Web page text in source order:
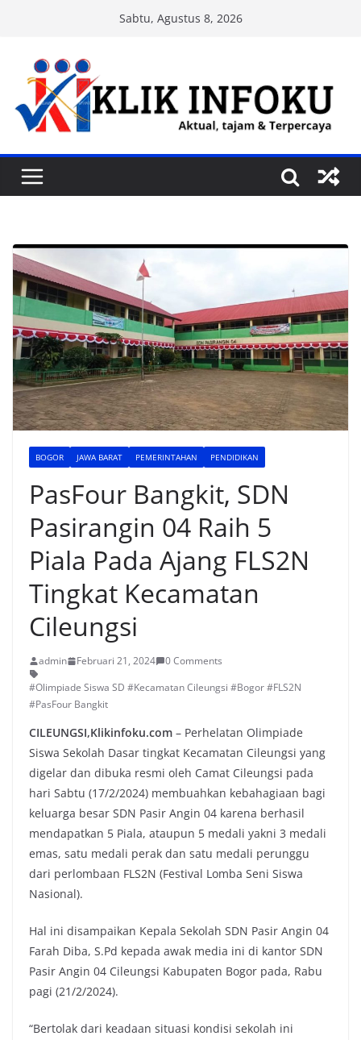
content
Sabtu, Agustus 8, 2026
BOGOR JAWA BARAT PEMERINTAHAN PENDIDIKAN
PasFour Bangkit, SDN
Pasirangin 04 Raih 5
Piala Pada Ajang FLS2N
Tingkat Kecamatan
Cileungsi
admin Februari 21, 2024
0 Comments
#Olimpiade Siswa SD #Kecamatan Cileungsi #Bogor #FLS2N
#PasFour Bangkit
CILEUNGSI,Klikinfoku.com – Perhelatan Olimpiade
Siswa Sekolah Dasar tingkat Kecamatan Cileungsi yang
digelar dan dibuka resmi oleh Camat Cileungsi pada
hari Sabtu (17/2/2024) membuahkan kebahagiaan bagi
keluarga besar SDN Pasir Angin 04 karena berhasil
mendapatkan 5 Piala, ataupun 5 medali yakni 3 medali
emas, satu medali perak dan satu medali perunggu
dari perlombaan FLS2N (Festival Lomba Seni Siswa
Nasional).
Hal ini disampaikan Kepala Sekolah SDN Pasir Angin 04
Farah Diba, S.Pd kepada awak media ini di kantor SDN
Pasir Angin 04 Cileungsi Kabupaten Bogor pada, Rabu
pagi (21/2/2024).
“Bertolak dari keadaan situasi kondisi sekolah ini